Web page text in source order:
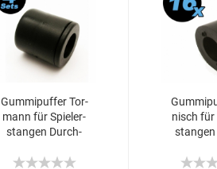
Gum­mi­puf­fer Tor­
mann für Spie­ler­
stan­gen Durch­
Stück
nisch